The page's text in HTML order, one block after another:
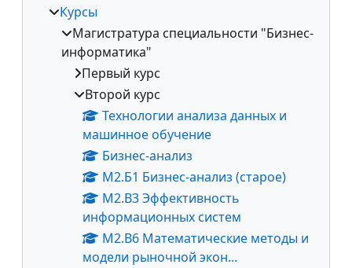
Курсы
Магистратура специальности "Бизнес-
информатика"
Первый курс
Второй курс
Технологии анализа данных и
машинное обучение
Бизнес-анализ
М2.Б1 Бизнес-анализ (старое)
М2.В3 Эффективность
информационных систем
М2.В6 Математические методы и
модели рыночной экон...